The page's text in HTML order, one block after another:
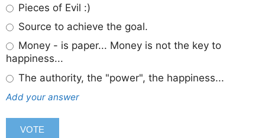
Pieces of Evil :)
Source to achieve the goal.
Money - is paper... Money is not the key to
happiness...
The authority, the "power", the happiness...
Add your answer